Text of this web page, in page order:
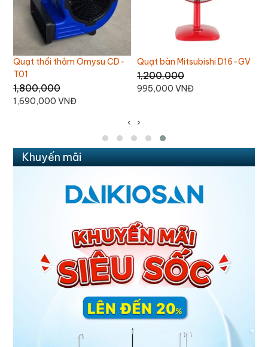
Quạt trần Chinghai SF2001
1,100,000
1,060,000 VNĐ
Quạt treo tường AC
AWF04A163
670,000
‹
›
Khuyến mãi